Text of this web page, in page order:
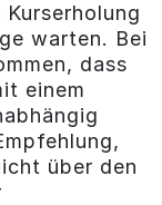
warten. Bei
dass
einem
über den